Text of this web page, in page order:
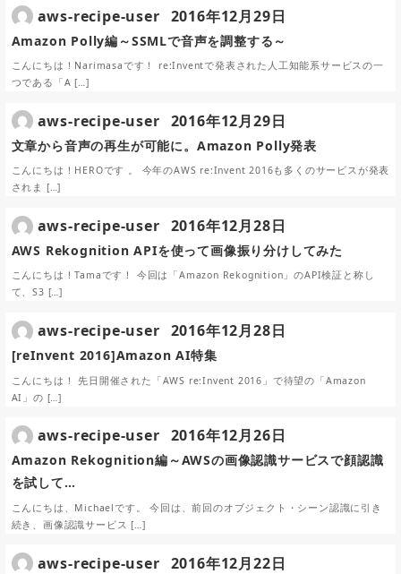
Amazon Polly編～SSMLで音声を調整する～
こんにちは！Narimasaです！ re:Inventで発表された人工知能系サービスの一
つである「A […]
aws-recipe-user 2016年12月29日
文章から音声の再生が可能に。Amazon Polly発表
こんにちは！HEROです 。 今年のAWS re:Invent 2016も多くのサービスが発表
されま […]
aws-recipe-user 2016年12月29日
AWS Rekognition APIを使って画像振り分けしてみた
こんにちは！Tamaです！ 今回は「Amazon Rekognition」のAPI検証と称し
て、S3 […]
aws-recipe-user 2016年12月28日
[reInvent 2016]Amazon AI特集
こんにちは！ 先日開催された「AWS re:Invent 2016」で待望の「Amazon
AI」の […]
aws-recipe-user 2016年12月28日
Amazon Rekognition編～AWSの画像認識サービスで顔認識
を試して…
こんにちは、Michaelです。 今回は、前回のオブジェクト・シーン認識に引き
続き、画像認識サービス […]
aws-recipe-user 2016年12月26日
aws-recipe-user 2016年12月22日